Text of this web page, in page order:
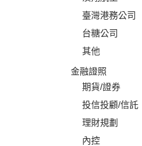
臺灣港務公司
台糖公司
其他
金融證照
期貨/證券
投信投顧/信託
理財規劃
內控